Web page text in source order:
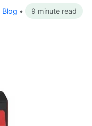
Blog • 9 minute read